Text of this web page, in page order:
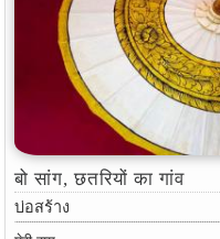
बो सांग, छतरियों का गांव
บ่อสร้าง